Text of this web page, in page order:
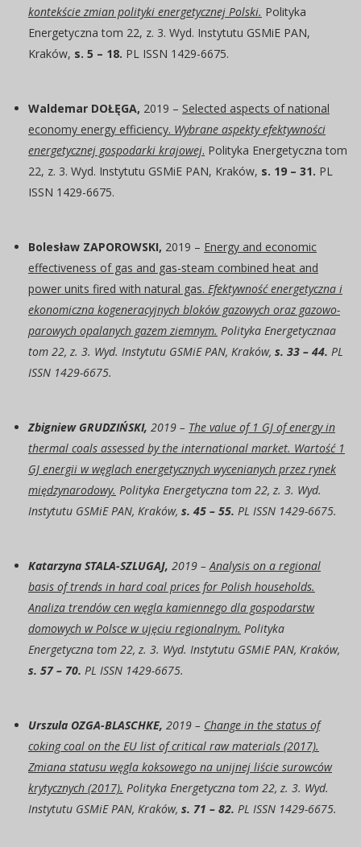
kontekście zmian polityki energetycznej Polski. Polityka
Energetyczna tom 22, z. 3. Wyd. Instytutu GSMiE PAN,
Kraków, s. 5 – 18. PL ISSN 1429-6675.
Waldemar DOŁĘGA, 2019 – Selected aspects of national
economy energy efficiency. Wybrane aspekty efektywności
energetycznej gospodarki krajowej. Polityka Energetyczna tom
22, z. 3. Wyd. Instytutu GSMiE PAN, Kraków, s. 19 – 31. PL
ISSN 1429-6675.
Bolesław ZAPOROWSKI, 2019 – Energy and economic
effectiveness of gas and gas-steam combined heat and
power units fired with natural gas. Efektywność energetyczna i
ekonomiczna kogeneracyjnych bloków gazowych oraz gazowo-
parowych opalanych gazem ziemnym. Polityka Energetycznaa
tom 22, z. 3. Wyd. Instytutu GSMiE PAN, Kraków, s. 33 – 44. PL
ISSN 1429-6675.
Zbigniew GRUDZIŃSKI, 2019 – The value of 1 GJ of energy in
thermal coals assessed by the international market. Wartość 1
GJ energii w węglach energetycznych wycenianych przez rynek
międzynarodowy. Polityka Energetyczna tom 22, z. 3. Wyd.
Instytutu GSMiE PAN, Kraków, s. 45 – 55. PL ISSN 1429-6675.
Katarzyna STALA-SZLUGAJ, 2019 –Analysis on a regional
basis of trends in hard coal prices for Polish households.
Analiza trendów cen węgla kamiennego dla gospodarstw
domowych w Polsce w ujęciu regionalnym. Polityka
Energetyczna tom 22, z. 3. Wyd. Instytutu GSMiE PAN, Kraków,
s. 57 – 70. PL ISSN 1429-6675.
Urszula OZGA-BLASCHKE, 2019 – Change in the status of
coking coal on the EU list of critical raw materials (2017).
Zmiana statusu węgla koksowego na unijnej liście surowców
krytycznych (2017). Polityka Energetyczna tom 22, z. 3. Wyd.
Instytutu GSMiE PAN, Kraków, s. 71 – 82. PL ISSN 1429-6675.